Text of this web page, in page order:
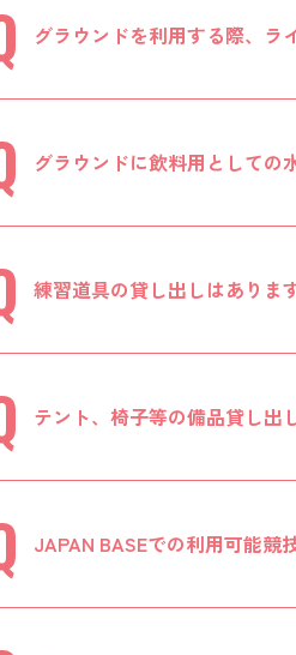
グラウンドを利用する際、ラ
グラウンドに飲料用としての
練習道具の貸し出しはありま
テント、椅子等の備品貸し出
JAPAN BASEでの利用可能競